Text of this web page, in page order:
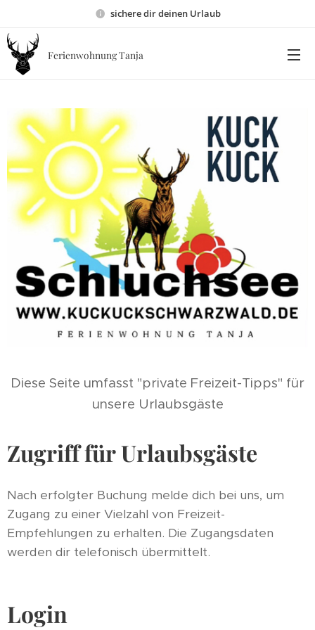
sichere dir deinen Urlaub
Ferienwohnung Tanja
Diese Seite umfasst "private Freizeit-Tipps" für
unsere Urlaubsgäste
Zugriff für Urlaubsgäste
Nach erfolgter Buchung melde dich bei uns, um
Zugang zu einer Vielzahl von Freizeit-
Empfehlungen zu erhalten. Die Zugangsdaten
werden dir telefonisch übermittelt.
Login